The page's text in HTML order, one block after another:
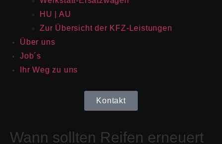
HU | AU
Zur Übersicht der KFZ-Leistungen
Über uns
Job´s
Ihr Weg zu uns
Kontakt
Wann sollten Reifen erneuert